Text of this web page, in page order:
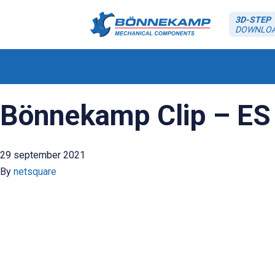
3D-STEP
Bönnekamp Clip –
29 september 2021
By netsquare